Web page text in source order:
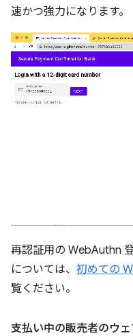
速かつ強力になります。
再認証用の WebAuthn
については、 初めての
覧ください。
支払い中の販売者のウ